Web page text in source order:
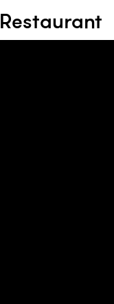
Restaurant